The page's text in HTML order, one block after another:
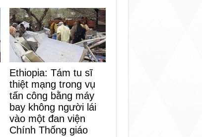
Ethiopia: Tám tu sĩ
thiệt mạng trong vụ
tấn công bằng máy
bay không người lái
vào một đan viện
Chính Thống giáo